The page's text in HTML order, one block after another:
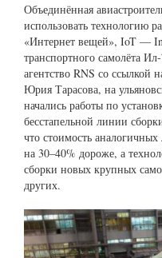
Объединённая
использовать технологию
«Интернет вещей», IoT —
транспортного самолёта
агентство RNS со ссылкой
Юрия Тарасова, на
начались работы по
бесстапельной линии
что стоимость
на 30–40% дороже, а
сборки новых крупных
других.